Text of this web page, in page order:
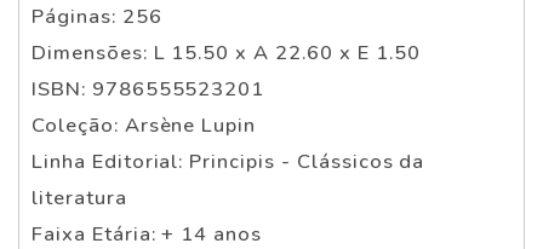
Páginas: 256
Dimensões: L 15.50 x A 22.60 x E 1.50
ISBN: 9786555523201
Coleção: Arsène Lupin
Linha Editorial: Principis - Clássicos da
literatura
Faixa Etária: + 14 anos